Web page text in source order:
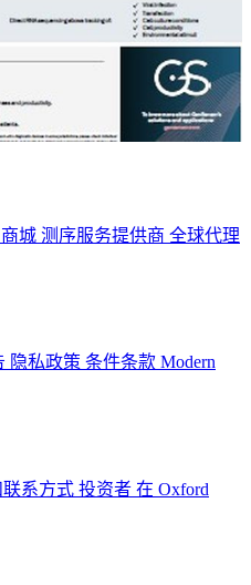
商城 测序服务提供商 全球代理
隐私政策 条件条款 Modern
系方式 投资者 在 Oxford